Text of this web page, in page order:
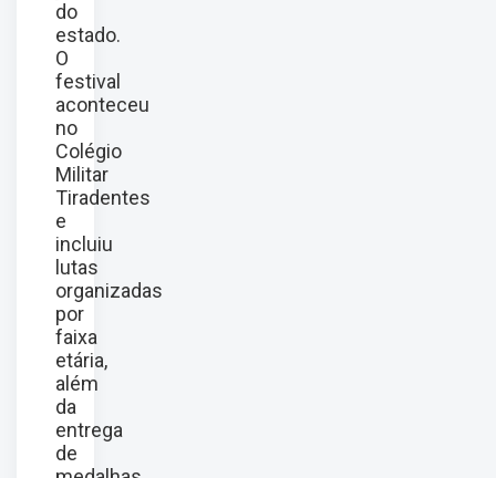
do
estado.
O
festival
aconteceu
no
Colégio
Militar
Tiradentes
e
incluiu
lutas
organizadas
por
faixa
etária,
além
da
entrega
de